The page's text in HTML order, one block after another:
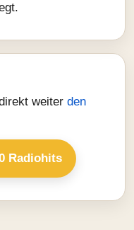
weiter den
Radiohits